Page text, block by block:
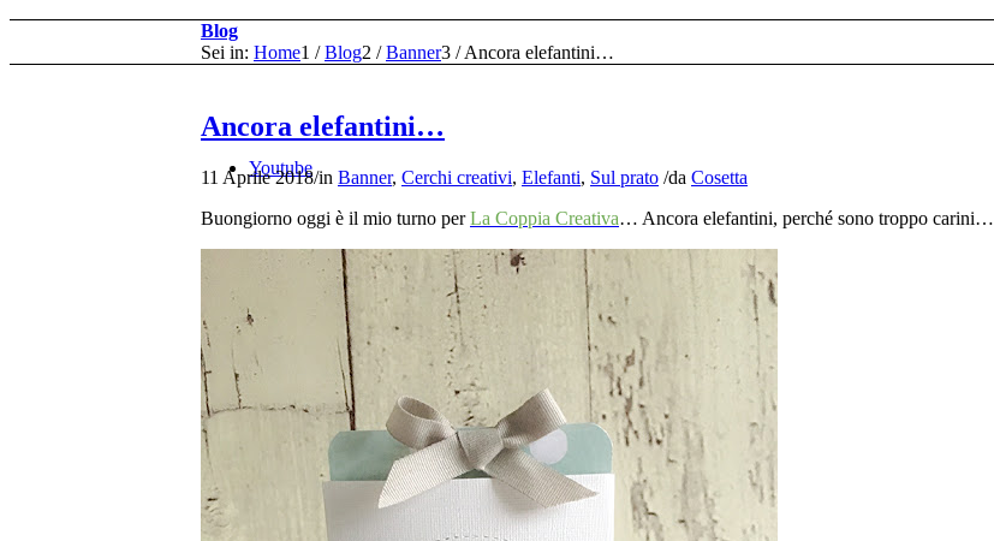
Youtube
Blog
Sei in: Home1 / Blog2 / Banner3 / Ancora elefantini…
Ancora elefantini…
11 Aprile 2018/in Banner, Cerchi creativi, Elefanti, Sul prato /da Cosetta
Buongiorno oggi è il mio turno perLa Coppia Creativa… Ancora elefantini, perché sono troppo carini…